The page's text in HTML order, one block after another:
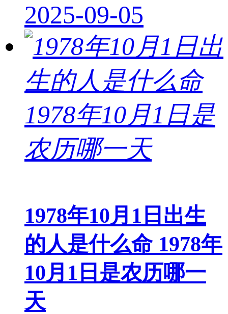
2025-09-05
1978年10月1日出生
的人是什么命 1978年
10月1日是农历哪一
天